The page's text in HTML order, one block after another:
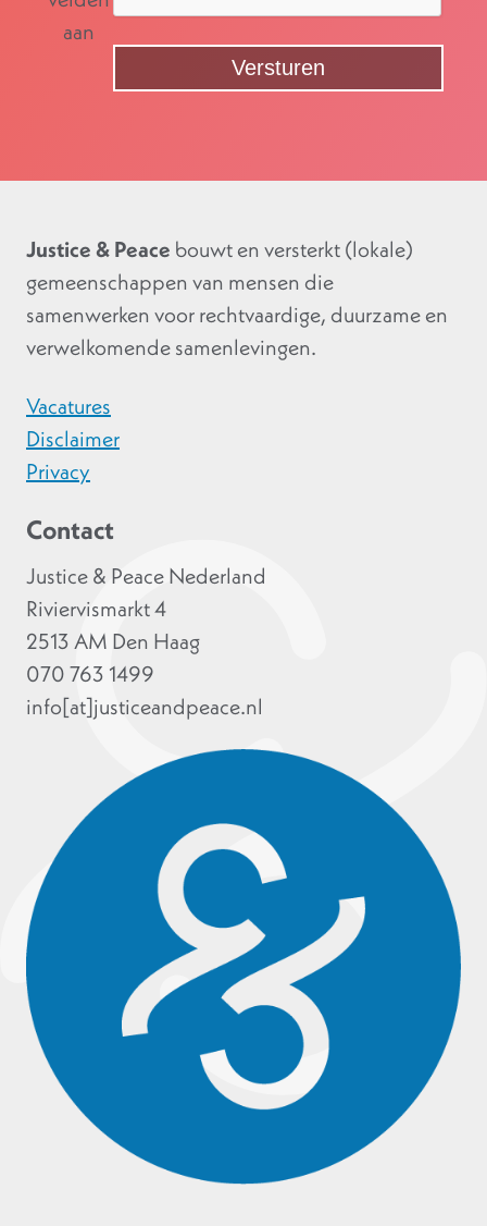
aan
Justice & Peace bouwt en versterkt (lokale)
gemeenschappen van mensen die
samenwerken voor rechtvaardige, duurzame en
verwelkomende samenlevingen.
Vacatures
Disclaimer
Privacy
Contact
Justice & Peace Nederland
Riviervismarkt 4
2513 AM Den Haag
070 763 1499
info[at]justiceandpeace.nl